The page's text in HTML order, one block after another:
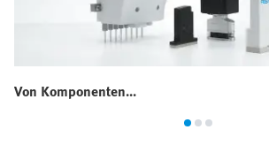
Von Komponenten...